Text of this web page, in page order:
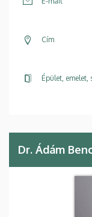
Cím
Épület, emelet,
Dr. Ádám